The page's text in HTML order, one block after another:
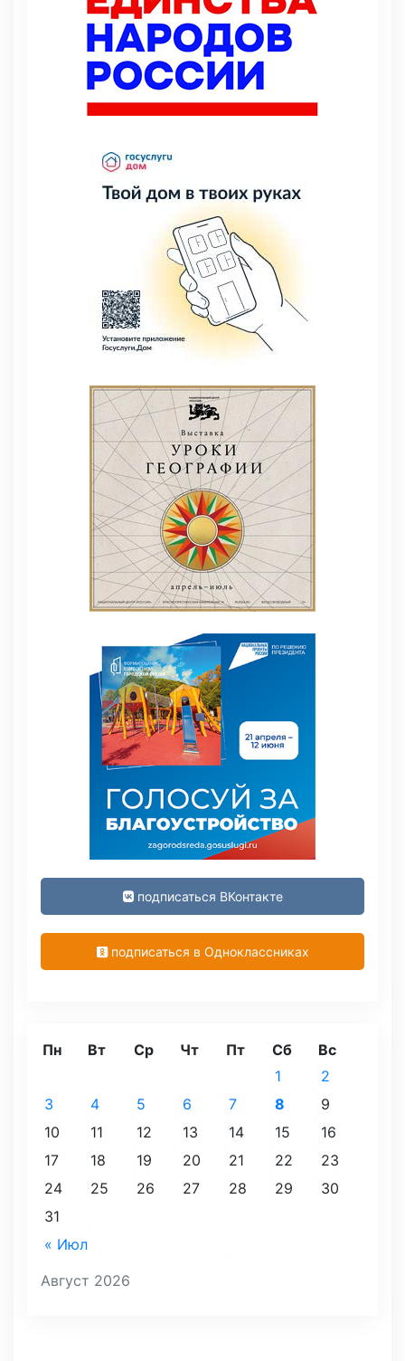
подписаться ВКонтакте
подписаться в Одноклассниках
Август 2026
Пн Вт Ср Чт Пт Сб Вс
« Июл
1
2
3
4 5 6 7 8
9
10
11 12 13 14 15
16
17
18 19 20 21 22
23
24
25 26 27 28 29
30
31